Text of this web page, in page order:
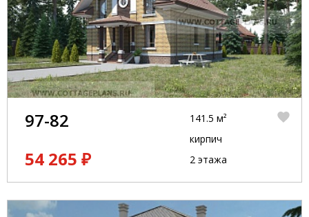
97-82
54 265 ₽
141.5 м²
кирпич
2 этажа